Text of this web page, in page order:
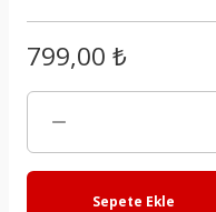
799,00 ₺
Sepete Ekle